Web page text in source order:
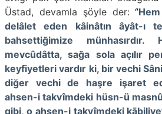
Üstad, devamla şöyle der:‘’
delâlet eden kâinâtın âyât-ı
bahsettiğimize
mevcûdâtta, sağa sola açılır
keyfiyetleri vardır ki, bir vechi
diğer vechi de haşre işaret
ahsen-i takvîmdeki hüsn-ü
gibi, o ahsen-i takvîmdeki